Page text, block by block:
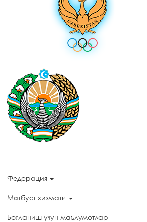
Федерация
Матбуот хизмати
Боғланиш учун маълумотлар